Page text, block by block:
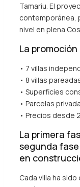
Tamariu. El
contemporánea,
nivel en plena
La
• 7 villas
• 8 villas
• Superficies
• Parcelas
• Precios desde
La primera
segunda
en
Cada villa ha